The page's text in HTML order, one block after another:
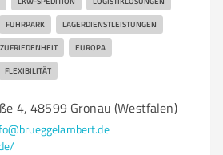
FUHRPARK LAGERDIENSTLEISTUNGEN
EUROPA
FLEXIBILITÄT
4, 48599 Gronau (Westfalen)